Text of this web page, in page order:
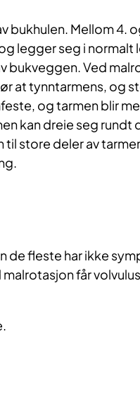
bukhulen. Mellom 4.
legger seg i normalt
bukveggen. Ved
at tynntarmens, og
og tarmen blir
kan dreie seg rundt
store deler av
de fleste har ikke
får